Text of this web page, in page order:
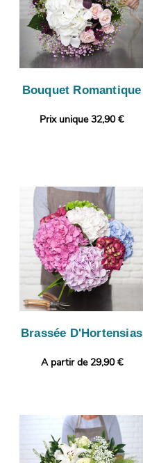
Bouquet Romantique
Prix unique 32,90 €
Brassée D'Hortensias
A partir de 29,90 €